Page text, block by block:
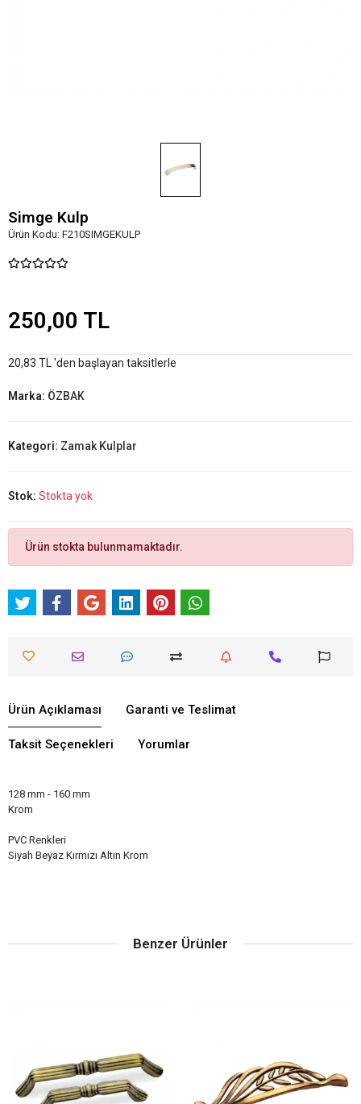
Simge Kulp
Ürün Kodu: F210SIMGEKULP
250,00 TL
20,83 TL 'den başlayan taksitlerle
Marka: ÖZBAK
Kategori: Zamak Kulplar
Stok: Stokta yok
Ürün stokta bulunmamaktadır.
Ürün Açıklaması Garanti ve Teslimat
Taksit Seçenekleri Yorumlar
128 mm - 160 mm
Krom
PVC Renkleri
Siyah Beyaz Kırmızı Altın Krom
Benzer Ürünler